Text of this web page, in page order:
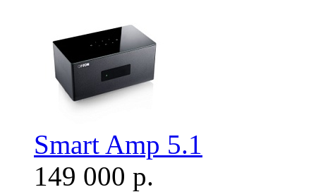
Smart Amp 5.1
149 000 р.